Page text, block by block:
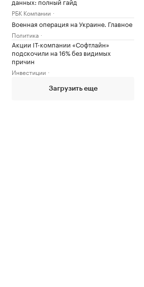
РБК Компании
Военная операция на Украине. Главное
Политика
Акции IT-компании «Софтлайн»
подскочили на 16% без видимых
причин
Инвестиции
Загрузить еще